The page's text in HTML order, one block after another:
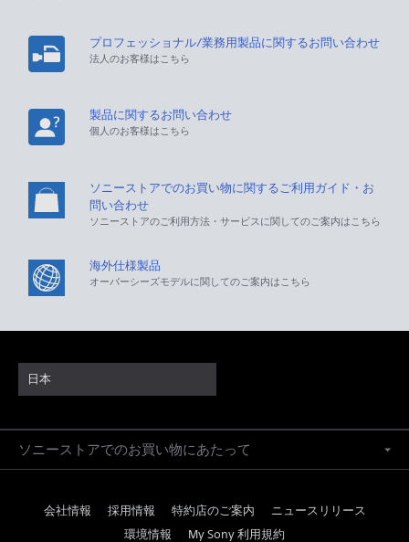
プロフェッショナル/業務用製品に関するお問い合わせ
法人のお客様はこちら
製品に関するお問い合わせ
個人のお客様はこちら
ソニーストアでのお買い物に関するご利用ガイド・お
問い合わせ
ソニーストアのご利用方法・サービスに関してのご案内はこちら
海外仕様製品
オーバーシーズモデルに関してのご案内はこちら
日本
ソニーストアでのお買い物にあたって
会社情報 採用情報 特約店のご案内
ニュースリリース
環境情報
My Sony 利用規約